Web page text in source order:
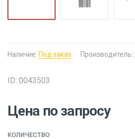
Наличие: Под заказ Производитель:
ID: 0043503
Цена по запросу
КОЛИЧЕСТВО